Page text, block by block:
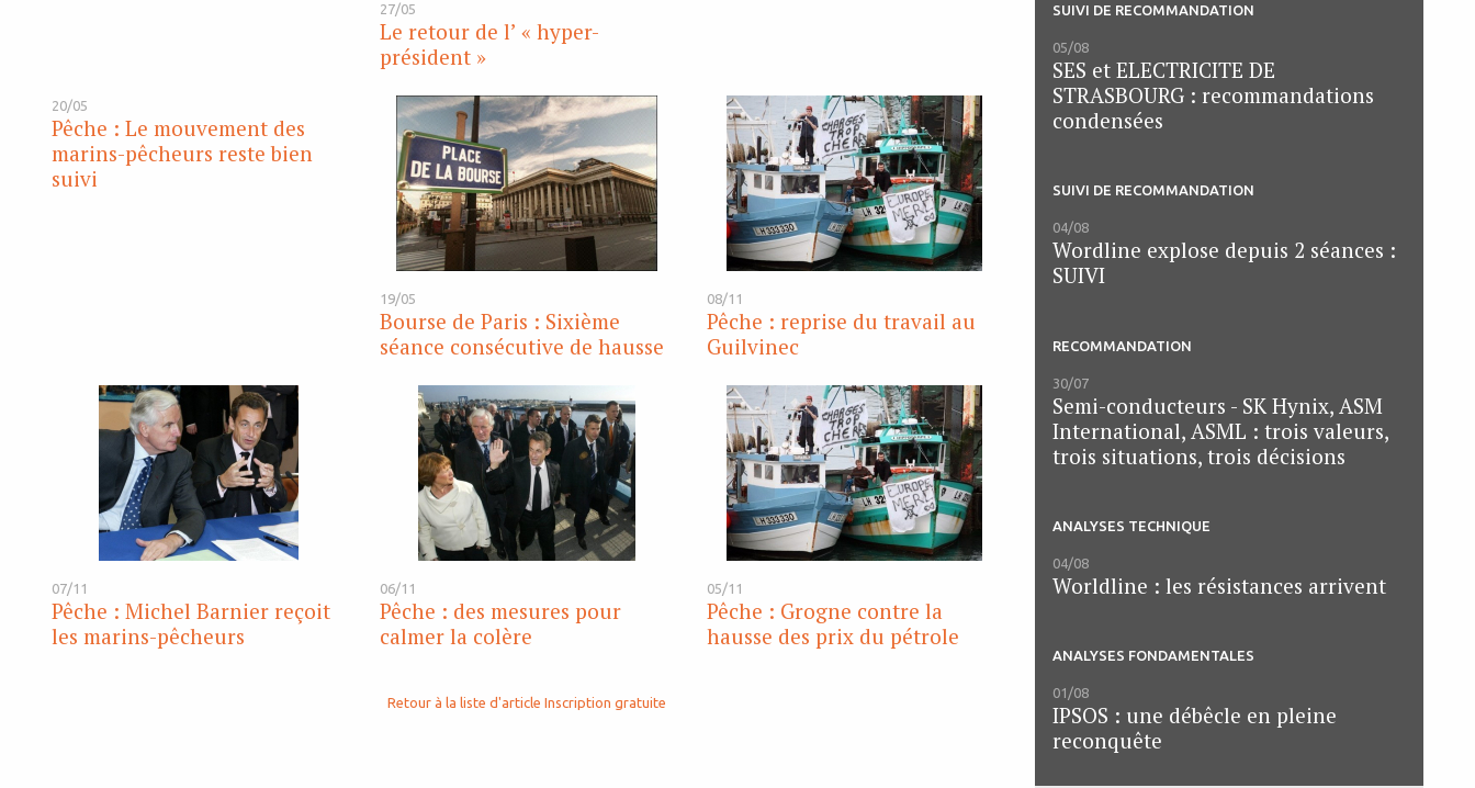
27/05
Le retour de l’ « hyper-
président »
20/05
Pêche : Le mouvement des
marins-pêcheurs reste bien
suivi
19/05
Bourse de Paris : Sixième
séance consécutive de hausse
08/11
Pêche : reprise du travail au
Guilvinec
07/11
Pêche : Michel Barnier reçoit
les marins-pêcheurs
06/11
Pêche : des mesures pour
calmer la colère
05/11
Pêche : Grogne contre la
hausse des prix du pétrole
Retour à la liste d'article Inscription gratuite
SUIVI DE RECOMMANDATION
05/08
SES et ELECTRICITE DE
STRASBOURG : recommandations
condensées
SUIVI DE RECOMMANDATION
04/08
Wordline explose depuis 2 séances :
SUIVI
RECOMMANDATION
30/07
Semi-conducteurs - SK Hynix, ASM
International, ASML : trois valeurs,
trois situations, trois décisions
ANALYSES TECHNIQUE
04/08
Worldline : les résistances arrivent
ANALYSES FONDAMENTALES
01/08
IPSOS : une débêcle en pleine
reconquête